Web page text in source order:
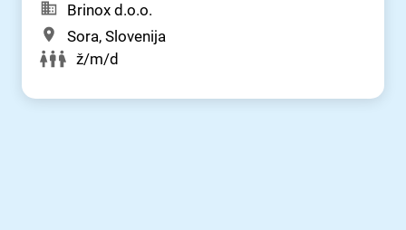
Brinox d.o.o.
Sora, Slovenija
ž/m/d